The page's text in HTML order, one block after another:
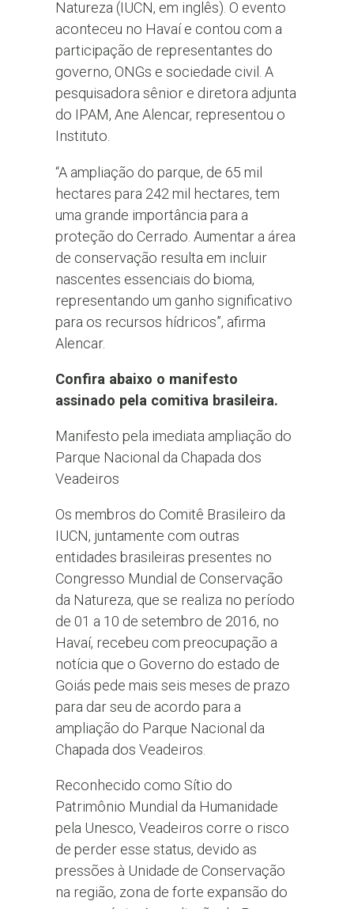
Natureza (IUCN, em inglês). O evento
aconteceu no Havaí e contou com a
participação de representantes do
governo, ONGs e sociedade civil. A
pesquisadora sênior e diretora adjunta
do IPAM, Ane Alencar, representou o
Instituto.
“A ampliação do parque, de 65 mil
hectares para 242 mil hectares, tem
uma grande importância para a
proteção do Cerrado. Aumentar a área
de conservação resulta em incluir
nascentes essenciais do bioma,
representando um ganho significativo
para os recursos hídricos”, afirma
Alencar.
Confira abaixo o manifesto
assinado pela comitiva brasileira.
Manifesto pela imediata ampliação do
Parque Nacional da Chapada dos
Veadeiros
Os membros do Comitê Brasileiro da
IUCN, juntamente com outras
entidades brasileiras presentes no
Congresso Mundial de Conservação
da Natureza, que se realiza no período
de 01 a 10 de setembro de 2016, no
Havaí, recebeu com preocupação a
notícia que o Governo do estado de
Goiás pede mais seis meses de prazo
para dar seu de acordo para a
ampliação do Parque Nacional da
Chapada dos Veadeiros.
Reconhecido como Sítio do
Patrimônio Mundial da Humanidade
pela Unesco, Veadeiros corre o risco
de perder esse status, devido as
pressões à Unidade de Conservação
na região, zona de forte expansão do